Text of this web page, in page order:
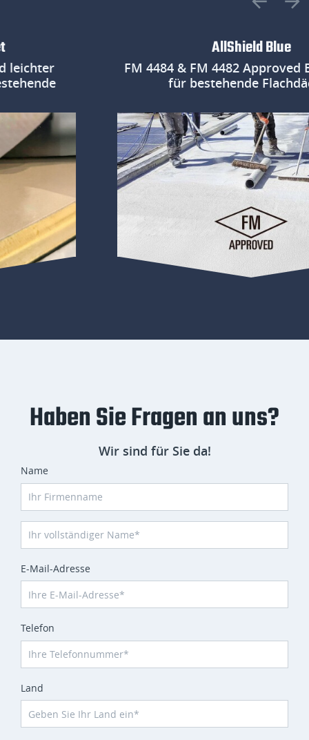
AllShield Blue
FM 4484 & FM 4482 Approved
für bestehende Flachdächer
Haben Sie Fragen an uns?
Wir sind für Sie da!
Name
E-Mail-Adresse
Telefon
Land